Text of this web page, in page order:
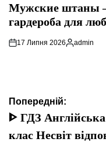
Мужские штаны
гардероба для
17 Липня 2026
Опубліковано
admin
Навігація
записів
Попередній:
ᐈ ГДЗ
клас Несвіт